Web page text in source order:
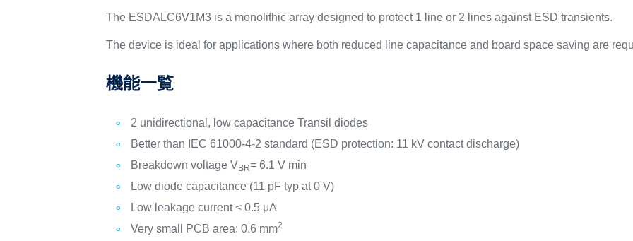
The ESDALC6V1M3 is a monolithic array designed to protect 1 line or 2 lines against ESD transients.
The device is ideal for applications where both reduced line capacitance and board space saving are
機能一覧
2 unidirectional, low capacitance Transil diodes
Better than IEC 61000-4-2 standard (ESD protection: 11 kV contact discharge)
Breakdown voltage VBR= 6.1 V min
Low diode capacitance (11 pF typ at 0 V)
Low leakage current < 0.5 μA
Very small PCB area: 0.6 mm2